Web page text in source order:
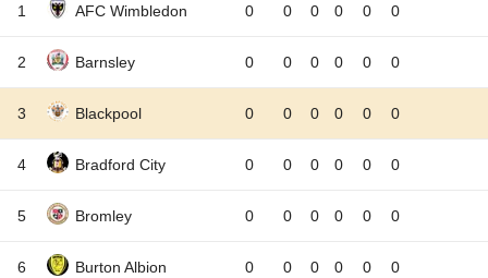
1 AFC Wimbledon 0 0 0 0 0 0
2 Barnsley 0 0 0 0 0 0
3 Blackpool 0 0 0 0 0 0
4 Bradford City 0 0 0 0 0 0
5 Bromley 0 0 0 0 0 0
6 Burton Albion 0 0 0 0 0 0